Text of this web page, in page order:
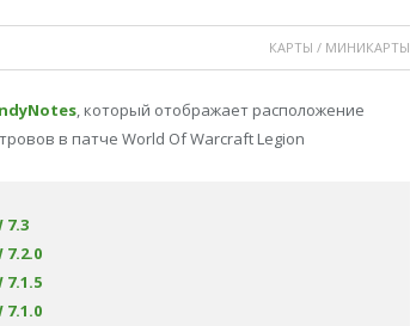
КАРТЫ / МИНИКАРТЫ
, который отображает расположение
в патче World Of Warcraft Legion
7.3